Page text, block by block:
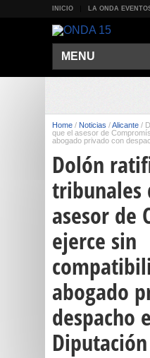
INICIO LA ONDA
MENU
Home / Noticias /Alicante /
que el asesor de
abogado privado con
Dolón
tribunales
asesor de
ejerce sin
abogado
despacho
Diputación